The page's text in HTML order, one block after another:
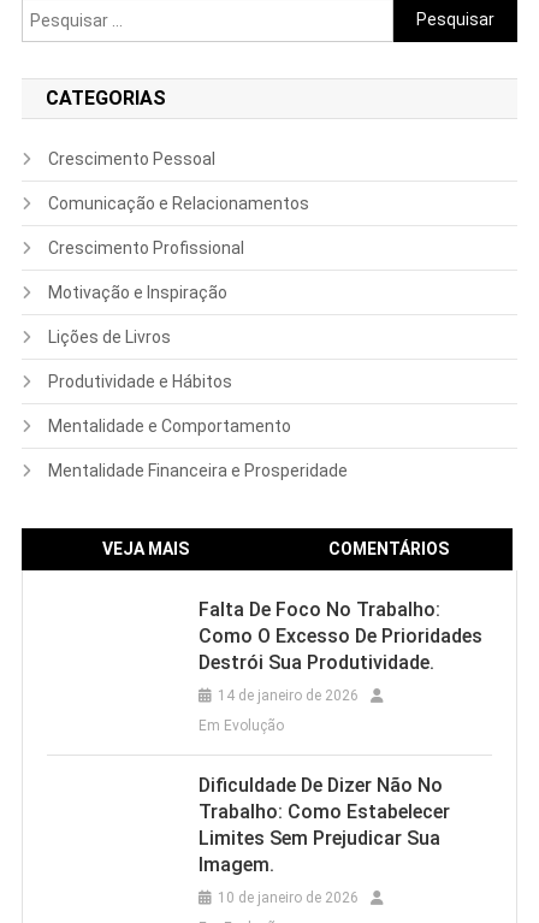
Pesquisar
por:
CATEGORIAS
Crescimento Pessoal
Comunicação e Relacionamentos
Crescimento Profissional
Motivação e Inspiração
Lições de Livros
Produtividade e Hábitos
Mentalidade e Comportamento
Mentalidade Financeira e Prosperidade
VEJA MAIS COMENTÁRIOS
Falta De Foco No Trabalho:
Como O Excesso De Prioridades
Destrói Sua Produtividade.
14 de janeiro de 2026
Em Evolução
Dificuldade De Dizer Não No
Trabalho: Como Estabelecer
Limites Sem Prejudicar Sua
Imagem.
10 de janeiro de 2026